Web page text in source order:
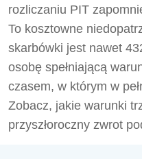
rozliczaniu PIT
To kosztowne
skarbówki jest nawet
osobę spełniającą
czasem, w którym w
Zobacz, jakie warunki
przyszłoroczny zwrot